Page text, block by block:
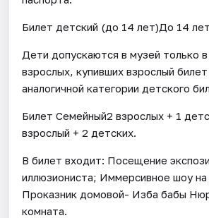
Билет детский (до 14 лет)До 14
Дети допускаются в музей только
взрослых, купивших взрослый билет
аналогичной категории детского
Билет Семейный2 взрослых + 1
взрослый + 2 детских.
В билет входит: Посещение
иллюзиониста; Иммерсивное шоу
Проказник домовой- Изба бабы
комната.